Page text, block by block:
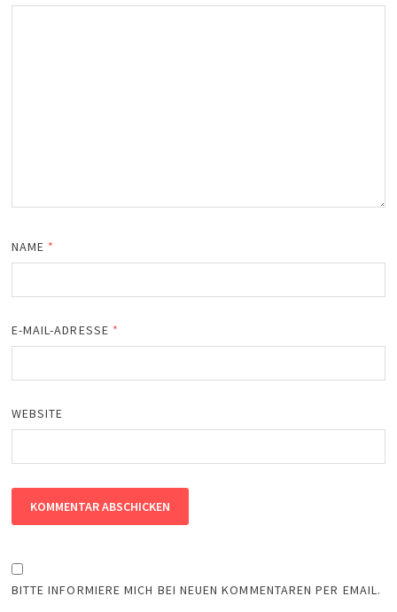
NAME *
E-MAIL-ADRESSE *
WEBSITE
BITTE INFORMIERE MICH BEI NEUEN KOMMENTAREN PER EMAIL.